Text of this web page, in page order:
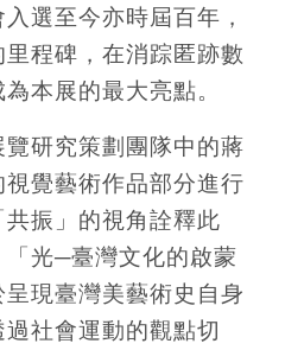
選至今亦時屆百年，
程碑，在消踪匿跡數
本展的最大亮點。
研究策劃團隊中的蔣
覺藝術作品部分進行
振」的視角詮釋此
光─臺灣文化的啟蒙
現臺灣美藝術史自身
社會運動的觀點切